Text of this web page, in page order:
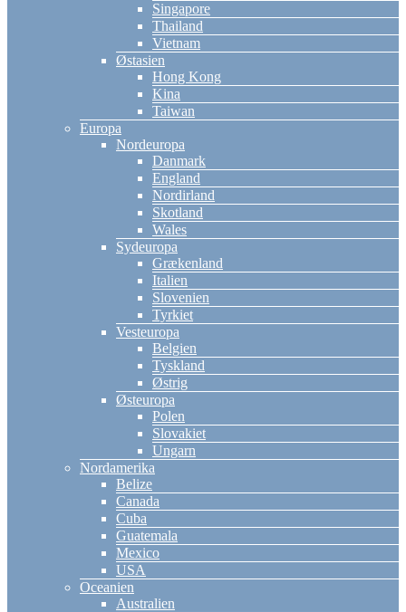
Singapore
Thailand
Vietnam
Østasien
Hong Kong
Kina
Taiwan
Europa
Nordeuropa
Danmark
England
Nordirland
Skotland
Wales
Sydeuropa
Grækenland
Italien
Slovenien
Tyrkiet
Vesteuropa
Belgien
Tyskland
Østrig
Østeuropa
Polen
Slovakiet
Ungarn
Nordamerika
Belize
Canada
Cuba
Guatemala
Mexico
USA
Oceanien
Australien